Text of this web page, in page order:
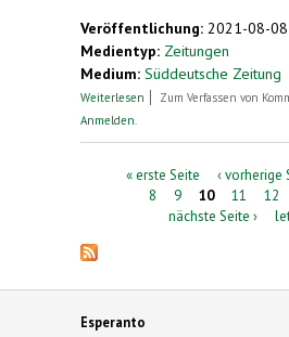
Veröffentlichung: 2021-08-08
Medientyp: Zeitungen
Medium: Süddeutsche Zeitung
Weiterlesen über Latein ist tot. Es lebe
Zum Verfassen von
Anmelden
Seiten« erste Seite ‹ vorherige
8
9 10 11 12
nächste Seite ›
Esperanto